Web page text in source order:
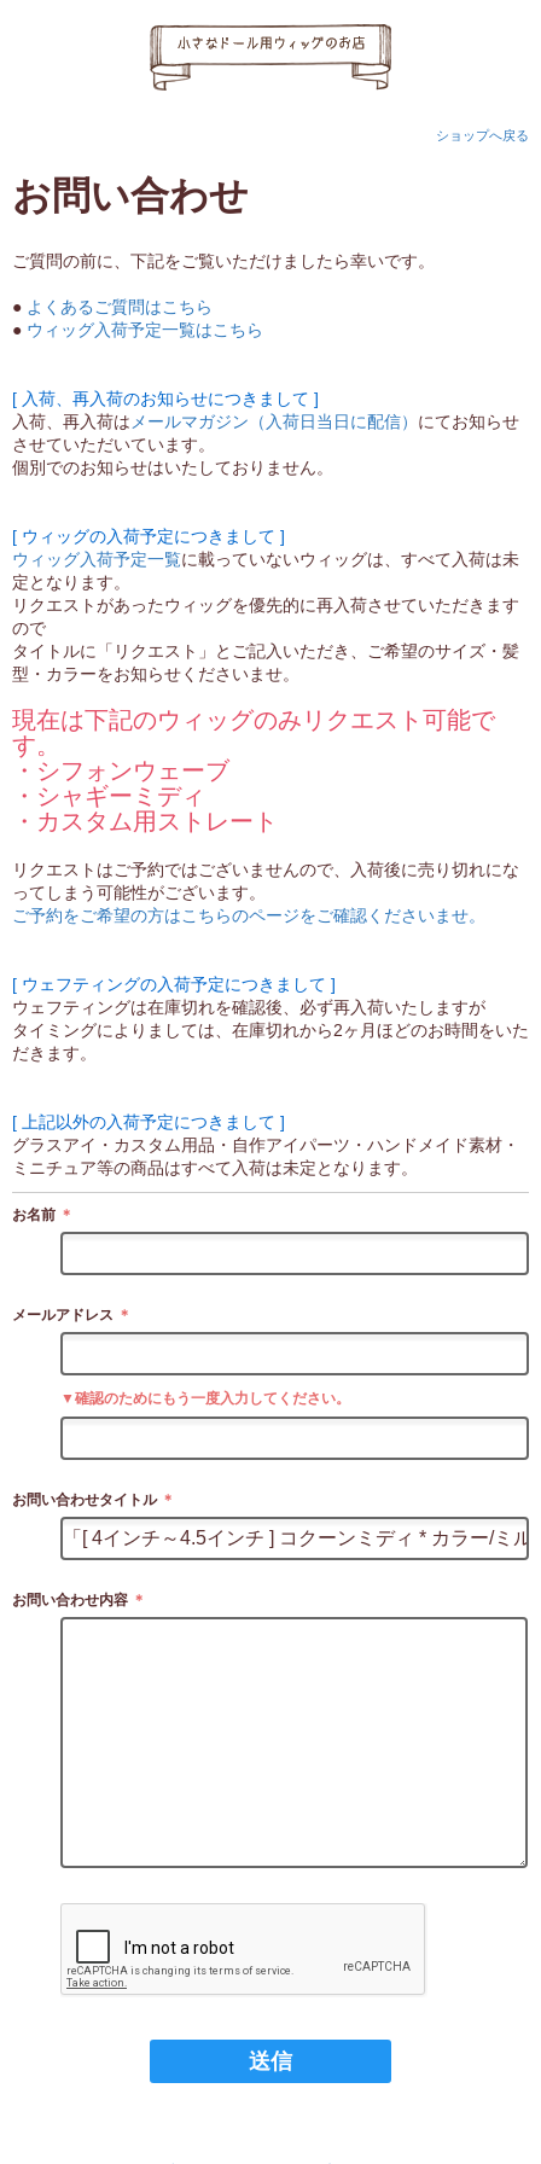
ショップへ戻る
お問い合わせ
ご質問の前に、下記をご覧いただけましたら幸いです。
● よくあるご質問はこちら
● ウィッグ入荷予定一覧はこちら
[ 入荷、再入荷のお知らせにつきまして ]
入荷、再入荷は メールマガジン（入荷日当日に配信） にてお知らせ
させていただいています。
個別でのお知らせはいたしておりません。
[ ウィッグの入荷予定につきまして ]
ウィッグ入荷予定一覧に載っていないウィッグは、すべて入荷は未
定となります。
リクエストがあったウィッグを優先的に再入荷させていただきます
ので
タイトルに「リクエスト」とご記入いただき、ご希望のサイズ・髪
型・カラーをお知らせくださいませ。
現在は下記のウィッグのみリクエスト可能で
す。
・シフォンウェーブ
・シャギーミディ
・カスタム用ストレート
リクエストはご予約ではございませんので、入荷後に売り切れにな
ってしまう可能性がございます。
ご予約をご希望の方はこちらのページをご確認くださいませ。
[ ウェフティングの入荷予定につきまして ]
ウェフティングは在庫切れを確認後、必ず再入荷いたしますが
タイミングによりましては、在庫切れから2ヶ月ほどのお時間をいた
だきます。
[ 上記以外の入荷予定につきまして ]
グラスアイ・カスタム用品・自作アイパーツ・ハンドメイド素材・
ミニチュア等の商品はすべて入荷は未定となります。
お名前 ＊
メールアドレス ＊
▼確認のためにもう一度入力してください。
お問い合わせタイトル ＊
お問い合わせ内容 ＊